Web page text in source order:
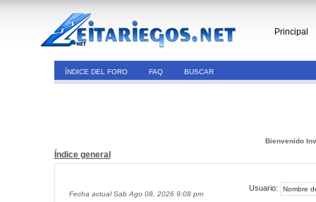
Principal
ÍNDICE DEL FORO FAQ BUSCAR
Bienvenido
Índice general
Fecha actual Sab Ago 08, 2026 9:08 pm
Usuario: